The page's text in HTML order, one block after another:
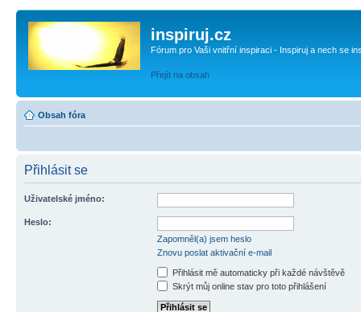
inspiruj.cz
Fórum pro Vaši vnitřní inspiraci - Inspiruj a nech se
Přejít na obsah
Obsah fóra
Přihlásit se
Uživatelské jméno:
Heslo:
Zapomněl(a) jsem heslo
Znovu poslat aktivační e-mail
Přihlásit mě automaticky při každé návštěvě
Skrýt můj online stav pro toto přihlášení